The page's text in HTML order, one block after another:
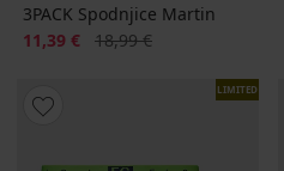
3PACK Spodnjice Martin
Popust
11,39 € Prvotna cena
18,99 €
LIMITED